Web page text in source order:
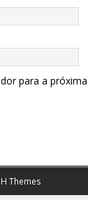
para a
Themes